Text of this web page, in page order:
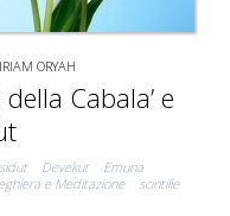
ORYAH
Cabala’ e
Devekut
Emuna
e Meditazione
scintille